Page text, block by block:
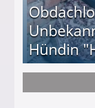
Hündin
entführten seine